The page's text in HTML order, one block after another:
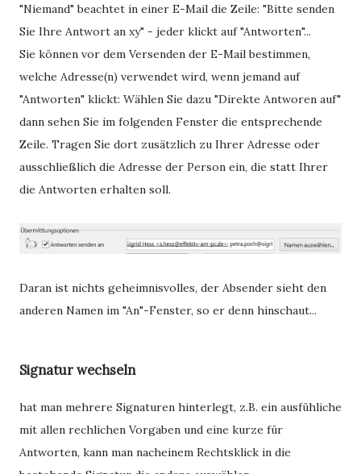
"Niemand" beachtet in einer E-Mail die Zeile: "Bitte senden
Sie Ihre Antwort an xy" - jeder klickt auf "Antworten"...
Sie können vor dem Versenden der E-Mail bestimmen,
welche Adresse(n) verwendet wird, wenn jemand auf
"Antworten" klickt: Wählen Sie dazu "Direkte Antworen auf"
dann sehen Sie im folgenden Fenster die entsprechende
Zeile. Tragen Sie dort zusätzlich zu Ihrer Adresse oder
ausschließlich die Adresse der Person ein, die statt Ihrer
die Antworten erhalten soll.
Daran ist nichts geheimnisvolles, der Absender sieht den
anderen Namen im "An"-Fenster, so er denn hinschaut...
Signatur wechseln
hat man mehrere Signaturen hinterlegt, z.B. ein ausfühliche
mit allen rechlichen Vorgaben und eine kurze für
Antworten, kann man nacheinem Rechtsklick in die